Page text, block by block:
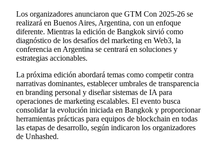
Los organizadores anunciaron que GTM Con 2025-26 se
realizará en Buenos Aires, Argentina, con un enfoque
diferente. Mientras la edición de Bangkok sirvió como
diagnóstico de los desafíos del marketing en Web3, la
conferencia en Argentina se centrará en soluciones y
estrategias accionables.
La próxima edición abordará temas como competir contra
narrativas dominantes, establecer umbrales de transparencia
en branding personal y diseñar sistemas de IA para
operaciones de marketing escalables. El evento busca
consolidar la evolución iniciada en Bangkok y proporcionar
herramientas prácticas para equipos de blockchain en todas
las etapas de desarrollo, según indicaron los organizadores
de Unhashed.